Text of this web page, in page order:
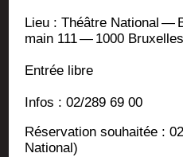
Lieu : Théâtre Natio­nal —
main 111 — 1000 Bruxelles
Entrée libre
Infos : 02/289 69 00
Réser­va­tion sou­hai­tée :
National)